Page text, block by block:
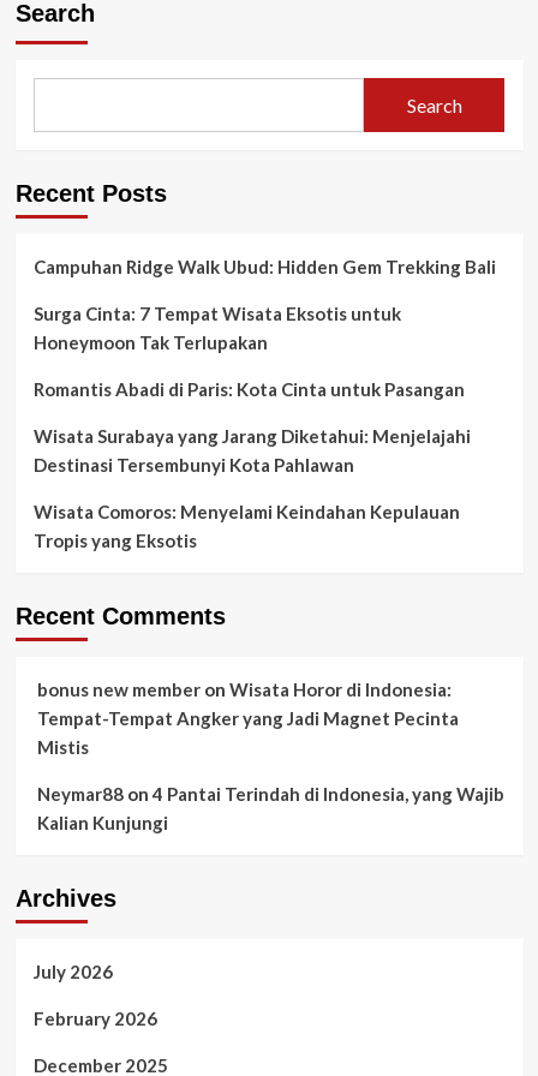
Search
Search
Recent Posts
Campuhan Ridge Walk Ubud: Hidden Gem Trekking Bali
Surga Cinta: 7 Tempat Wisata Eksotis untuk
Honeymoon Tak Terlupakan
Romantis Abadi di Paris: Kota Cinta untuk Pasangan
Wisata Surabaya yang Jarang Diketahui: Menjelajahi
Destinasi Tersembunyi Kota Pahlawan
Wisata Comoros: Menyelami Keindahan Kepulauan
Tropis yang Eksotis
Recent Comments
bonus new memberon Wisata Horor di Indonesia:
Tempat-Tempat Angker yang Jadi Magnet Pecinta
Mistis
Neymar88on4 Pantai Terindah di Indonesia, yang Wajib
Kalian Kunjungi
Archives
July 2026
February 2026
December 2025